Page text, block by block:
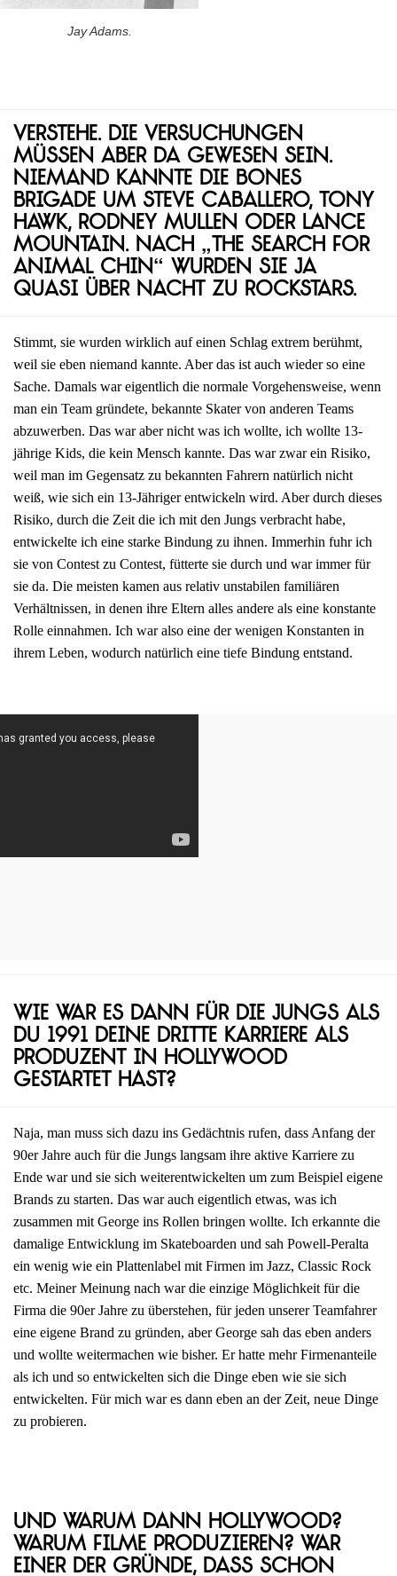
Jay Adams.
Verstehe. Die Versuchungen
müssen aber da gewesen sein.
Niemand kannte die Bones
Brigade um Steve Caballero, Tony
Hawk, Rodney Mullen oder Lance
Mountain. Nach „The Search for
Animal Chin“ wurden sie ja
quasi über Nacht zu Rockstars.
Stimmt, sie wurden wirklich auf einen Schlag extrem berühmt,
weil sie eben niemand kannte. Aber das ist auch wieder so eine
Sache. Damals war eigentlich die normale Vorgehensweise, wenn
man ein Team gründete, bekannte Skater von anderen Teams
abzuwerben. Das war aber nicht was ich wollte, ich wollte 13-
jährige Kids, die kein Mensch kannte. Das war zwar ein Risiko,
weil man im Gegensatz zu bekannten Fahrern natürlich nicht
weiß, wie sich ein 13-Jähriger entwickeln wird. Aber durch dieses
Risiko, durch die Zeit die ich mit den Jungs verbracht habe,
entwickelte ich eine starke Bindung zu ihnen. Immerhin fuhr ich
sie von Contest zu Contest, fütterte sie durch und war immer für
sie da. Die meisten kamen aus relativ unstabilen familiären
Verhältnissen, in denen ihre Eltern alles andere als eine konstante
Rolle einnahmen. Ich war also eine der wenigen Konstanten in
ihrem Leben, wodurch natürlich eine tiefe Bindung entstand.
Wie war es dann für die Jungs als
du 1991 deine dritte Karriere als
Produzent in Hollywood
gestartet hast?
Naja, man muss sich dazu ins Gedächtnis rufen, dass Anfang der
90er Jahre auch für die Jungs langsam ihre aktive Karriere zu
Ende war und sie sich weiterentwickelten um zum Beispiel eigene
Brands zu starten. Das war auch eigentlich etwas, was ich
zusammen mit George ins Rollen bringen wollte. Ich erkannte die
damalige Entwicklung im Skateboarden und sah Powell-Peralta
ein wenig wie ein Plattenlabel mit Firmen im Jazz, Classic Rock
etc. Meiner Meinung nach war die einzige Möglichkeit für die
Firma die 90er Jahre zu überstehen, für jeden unserer Teamfahrer
eine eigene Brand zu gründen, aber George sah das eben anders
und wollte weitermachen wie bisher. Er hatte mehr Firmenanteile
als ich und so entwickelten sich die Dinge eben wie sie sich
entwickelten. Für mich war es dann eben an der Zeit, neue Dinge
zu probieren.
Und warum dann Hollywood?
Warum Filme produzieren? War
einer der Gründe, dass schon